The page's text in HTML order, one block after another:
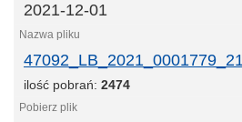
2021-12-01
ilość pobrań: 2474